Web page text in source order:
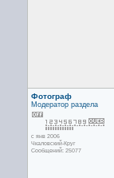
Фотограф
Модератор раздела
с янв 2006
Чкаловский-Круг
Сообщений: 25077